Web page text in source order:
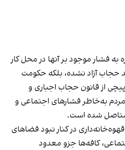
به فشار موجود بر آنها در محل کار
حجاب آزاد نشده، بلکه حکومت
از قانون حجاب اجباری و
به‌خاطر فشارهای اجتماعی و
شده است.
در کنار نبود فضاهای
کافه‌ها جزو معدود